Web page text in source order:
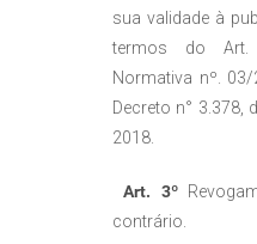
sua validade à
termos do
Normativa nº.
Decreto n° 3.378,
2018.
Art. 3º
contrário.